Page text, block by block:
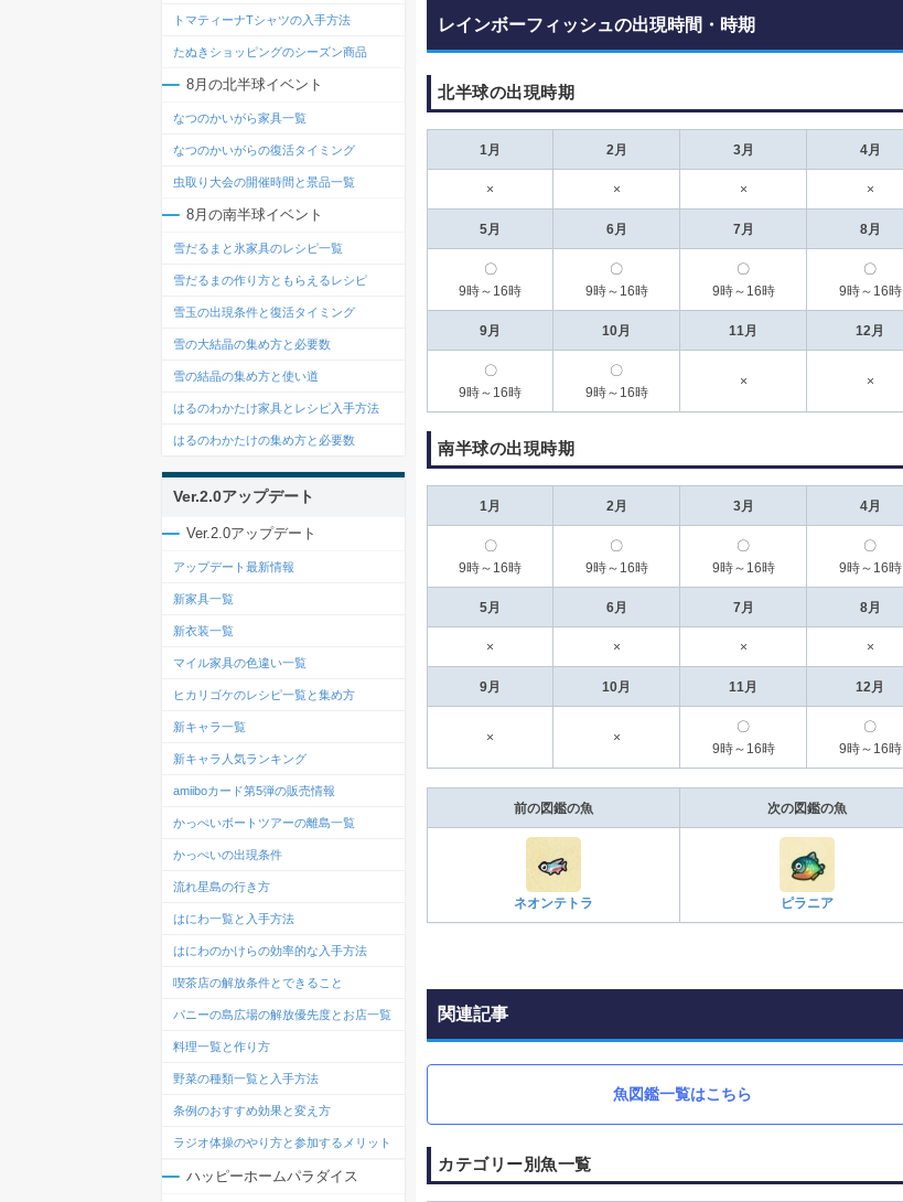
レインボーフィッシュの出現時間・時期
北半球の出現時期
1月 2月 3月 4月
× × × ×
5月 6月 7月 8月
〇
9時～16時
〇
9時～16時
〇
9時～16時
〇
9時～16時
9月 10月 11月 12月
〇
9時～16時
〇
9時～16時
× ×
南半球の出現時期
1月 2月 3月 4月
〇
9時～16時
〇
9時～16時
〇
9時～16時
〇
9時～16時
5月 6月 7月 8月
× × × ×
9月 10月 11月 12月
× ×
〇
9時～16時
〇
9時～16時
前の図鑑の魚 次の図鑑の魚
ネオンテトラ ピラニア
関連記事
魚図鑑一覧はこちら
カテゴリー別魚一覧
トマティーナTシャツの入手方法
たぬきショッピングのシーズン商品
8月の北半球イベント
なつのかいがら家具一覧
なつのかいがらの復活タイミング
虫取り大会の開催時間と景品一覧
8月の南半球イベント
雪だるまと氷家具のレシピ一覧
雪だるまの作り方ともらえるレシピ
雪玉の出現条件と復活タイミング
雪の大結晶の集め方と必要数
雪の結晶の集め方と使い道
はるのわかたけ家具とレシピ入手方法
はるのわかたけの集め方と必要数
Ver.2.0アップデート
Ver.2.0アップデート
アップデート最新情報
新家具一覧
新衣装一覧
マイル家具の色違い一覧
ヒカリゴケのレシピ一覧と集め方
新キャラ一覧
新キャラ人気ランキング
amiiboカード第5弾の販売情報
かっぺいボートツアーの離島一覧
かっぺいの出現条件
流れ星島の行き方
はにわ一覧と入手方法
はにわのかけらの効率的な入手方法
喫茶店の解放条件とできること
パニーの島広場の解放優先度とお店一覧
料理一覧と作り方
野菜の種類一覧と入手方法
条例のおすすめ効果と変え方
ラジオ体操のやり方と参加するメリット
ハッピーホームパラダイス